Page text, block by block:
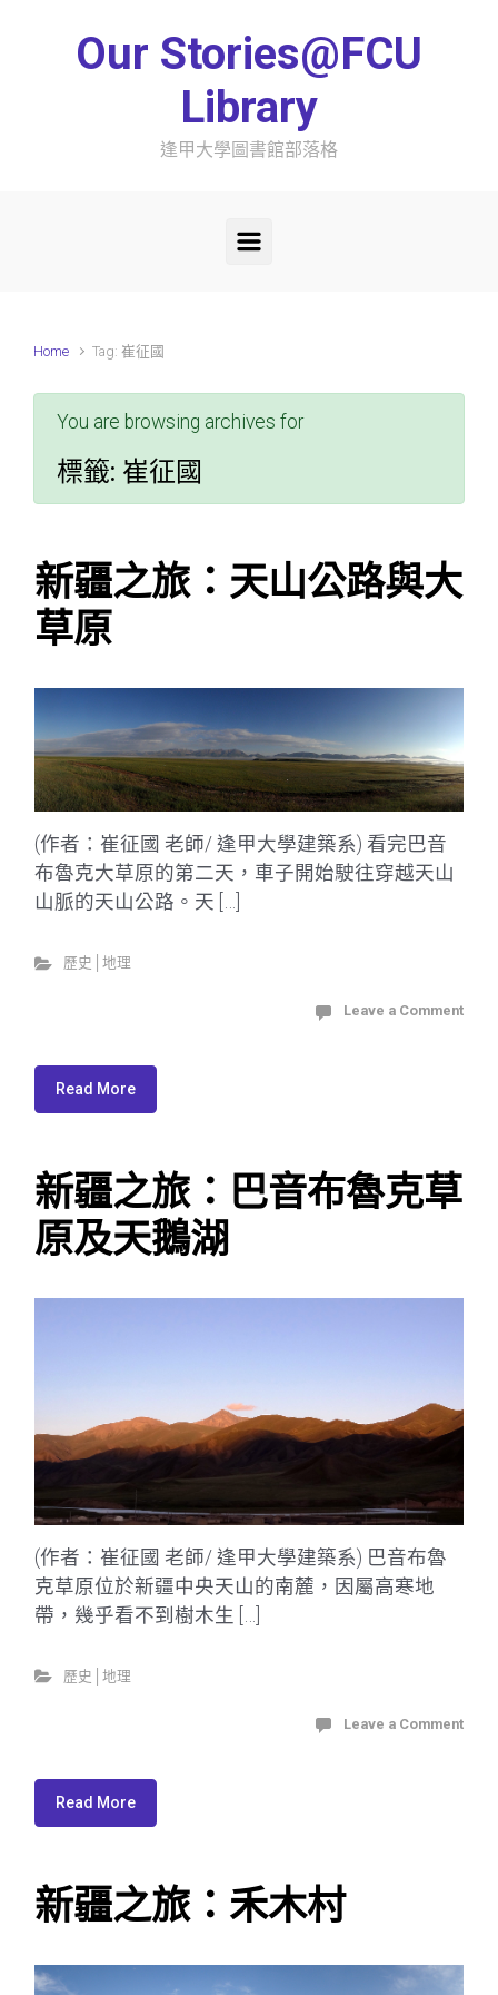
Our Stories@FCU
Library
逢甲大學圖書館部落格
Home Tag: 崔征國
You are browsing archives for
標籤: 崔征國
新疆之旅：天山公路與大
草原
(作者：崔征國 老師/ 逢甲大學建築系) 看完巴音
布魯克大草原的第二天，車子開始駛往穿越天山
山脈的天山公路。天 […]
歷史│地理
Leave a Comment
Read More
新疆之旅：巴音布魯克草
原及天鵝湖
(作者：崔征國 老師/ 逢甲大學建築系) 巴音布魯
克草原位於新疆中央天山的南麓，因屬高寒地
帶，幾乎看不到樹木生 […]
歷史│地理
Leave a Comment
Read More
新疆之旅：禾木村